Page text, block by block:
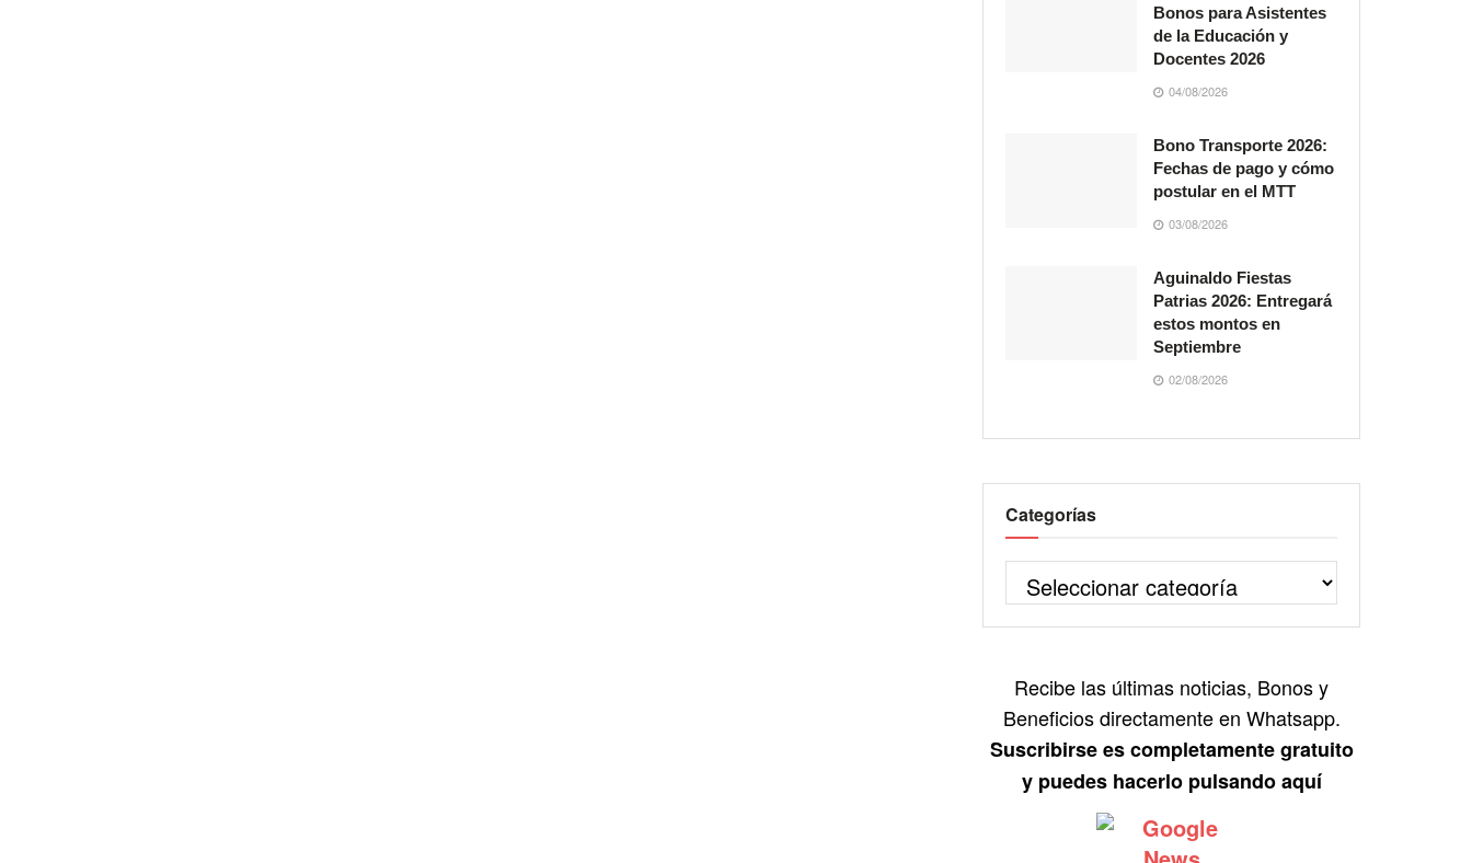
Bonos para Asistentes
de la Educación y
Docentes 2026
04/08/2026
Bono Transporte 2026:
Fechas de pago y cómo
postular en el MTT
03/08/2026
Aguinaldo Fiestas
Patrias 2026: Entregará
estos montos en
Septiembre
02/08/2026
Categorías
Recibe las últimas noticias, Bonos y
Beneficios directamente en Whatsapp.
Suscribirse es completamente gratuito
y puedes hacerlo pulsando aquí